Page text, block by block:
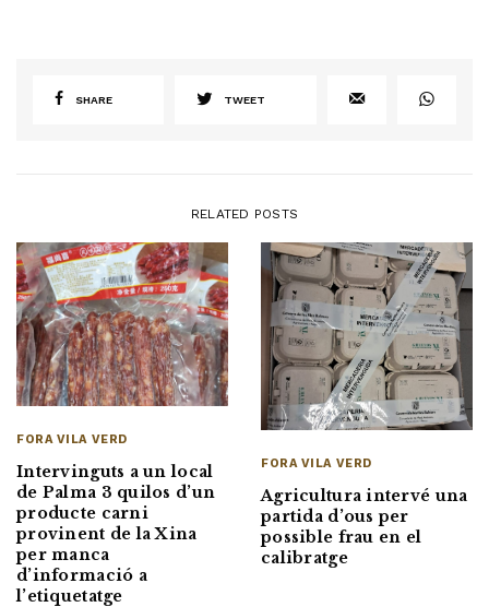
SHARE TWEET
RELATED POSTS
FORA VILA VERD
Intervinguts a un local
de Palma 3 quilos d’un
producte carni
provinent de la Xina
per manca
d’informació a
l’etiquetatge
FORA VILA VERD
Agricultura intervé una
partida d’ous per
possible frau en el
calibratge